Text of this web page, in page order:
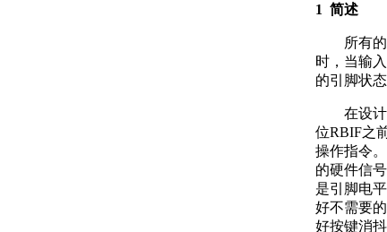
1 简述
所有的中
时，当输
的引脚状
在设计引
位RBIF之
操作指令
的硬件信
是引脚电
好不需要
好按键消抖